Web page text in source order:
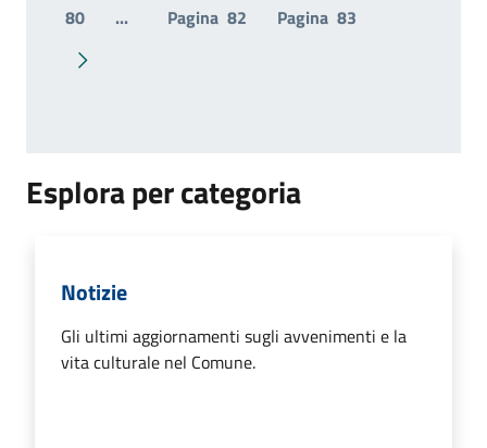
80
... Pagina 82 Pagina 83
Pagina successiva
Esplora per categoria
Notizie
Gli ultimi aggiornamenti sugli avvenimenti e la
vita culturale nel Comune.